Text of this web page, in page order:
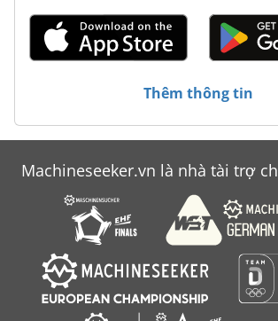
Thêm thông tin
Machineseeker.vn là nhà tài trợ